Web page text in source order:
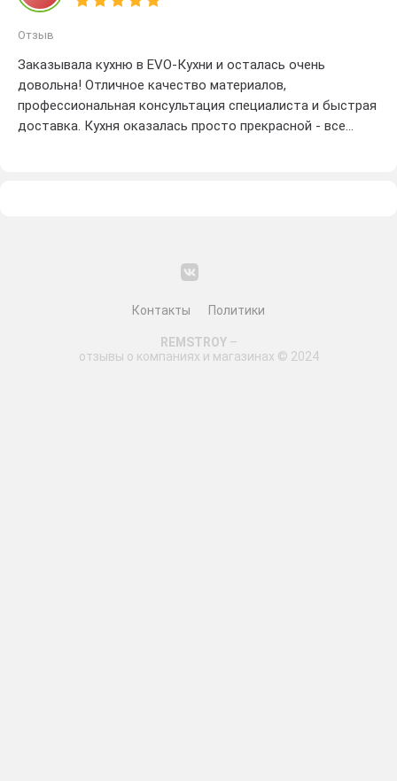
Отзыв
Заказывала кухню в EVO-Кухни и осталась очень
довольна! Отличное качество материалов,
профессиональная консультация специалиста и быстрая
доставка. Кухня оказалась просто прекрасной - все
Контакты Политики
REMSTROY–
отзывы о компаниях и магазинах © 2024